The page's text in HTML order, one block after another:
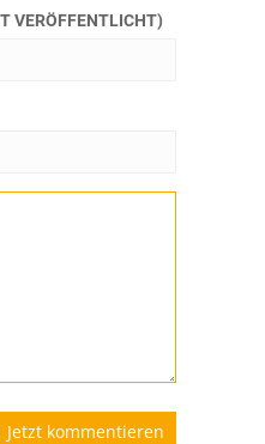
VERÖFFENTLICHT)
Jetzt kommentieren